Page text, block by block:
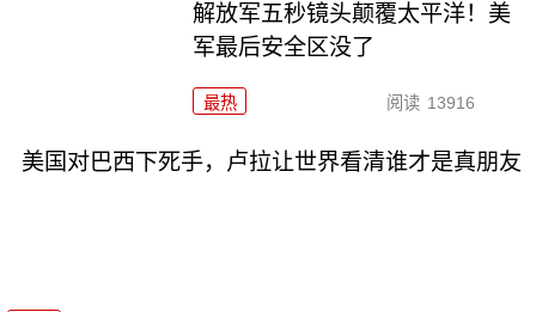
解放军五秒镜头颠覆太平洋！美
军最后安全区没了
最热 阅读 13916
美国对巴西下死手，卢拉让世界看清谁才是真朋友